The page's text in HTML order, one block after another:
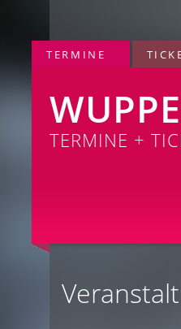
TERMINE
TERMINE +